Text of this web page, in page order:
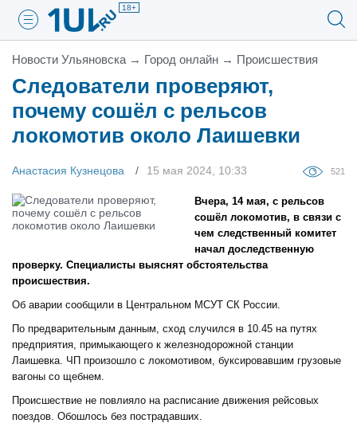
18+
Новости Ульяновска → Город онлайн → Проиcшествия
Следователи проверяют,
почему сошёл с рельсов
локомотив около Лаишевки
Анастасия Кузнецова 15 мая 2024, 10:33 521
Вчера, 14 мая, с рельсов
сошёл локомотив, в связи с
чем следственный комитет
начал доследственную
проверку. Специалисты выяснят обстоятельства
происшествия.
Об аварии сообщили в Центральном МСУТ СК России.
По предварительным данным, сход случился в 10.45 на путях
предприятия, примыкающего к железнодорожной станции
Лаишевка. ЧП произошло с локомотивом, буксировавшим грузовые
вагоны со щебнем.
Происшествие не повлияло на расписание движения рейсовых
поездов. Обошлось без пострадавших.